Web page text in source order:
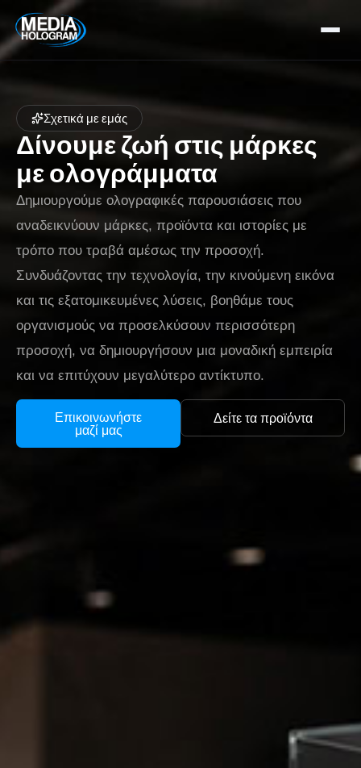
Προϊόντα
Έργα
Τελευταία νέα
Θέσεις εργασίας
Επικοινωνία
NL / BE FR GR / CY EN
Σχετικά με εμάς
Δίνουμε ζωή στις μάρκες
με ολογράμματα
Δημιουργούμε ολογραφικές παρουσιάσεις που
αναδεικνύουν μάρκες, προϊόντα και ιστορίες με
τρόπο που τραβά αμέσως την προσοχή.
Συνδυάζοντας την τεχνολογία, την κινούμενη εικόνα
και τις εξατομικευμένες λύσεις, βοηθάμε τους
οργανισμούς να προσελκύσουν περισσότερη
προσοχή, να δημιουργήσουν μια μοναδική εμπειρία
και να επιτύχουν μεγαλύτερο αντίκτυπο.
Επικοινωνήστε
μαζί μας
Δείτε τα προϊόντα